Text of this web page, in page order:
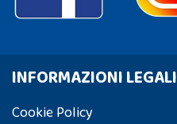
INFORMAZIONI LEGALI
Cookie Policy